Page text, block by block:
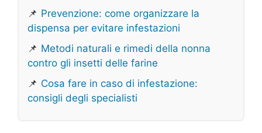
📌 Prevenzione: come organizzare la
dispensa per evitare infestazioni
📌 Metodi naturali e rimedi della nonna
contro gli insetti delle farine
📌 Cosa fare in caso di infestazione:
consigli degli specialisti